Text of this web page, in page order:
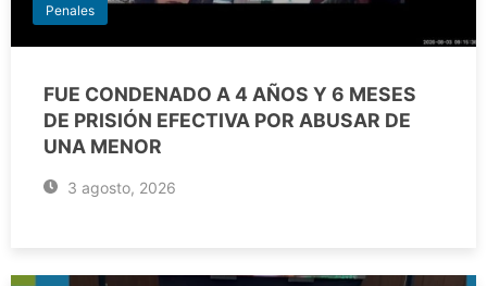
Penales
FUE CONDENADO A 4 AÑOS Y 6 MESES
DE PRISIÓN EFECTIVA POR ABUSAR DE
UNA MENOR
3 agosto, 2026